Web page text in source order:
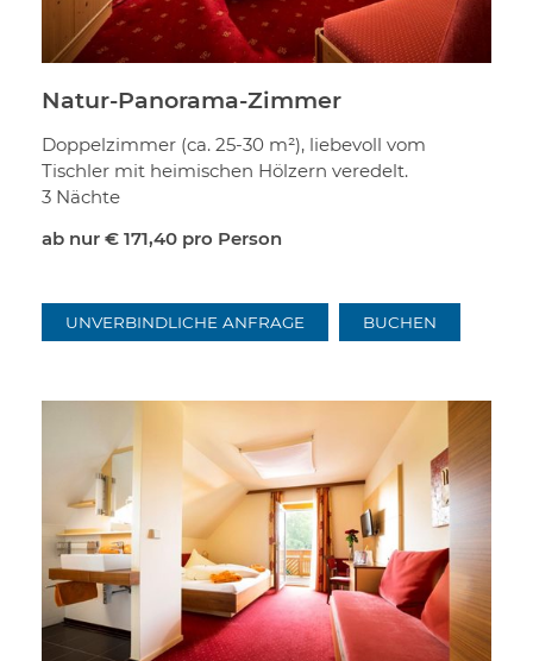
Natur-Panorama-Zimmer
Doppelzimmer (ca. 25-30 m²), liebevoll vom
Tischler mit heimischen Hölzern veredelt.
3 Nächte
ab nur € 171,40 pro Person
UNVERBINDLICHE ANFRAGE BUCHEN